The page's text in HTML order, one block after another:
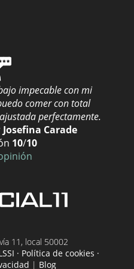
Cruz de Tenerife
inyectada
impecable con mi
comer con total
perfectamente.
Josefina Carade
10/10
11, local 50002
· Política de cookies ·
| Blog